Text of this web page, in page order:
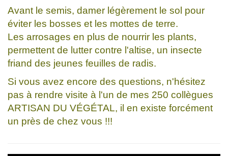
Avant le semis, damer légèrement le sol pour
éviter les bosses et les mottes de terre.
Les arrosages en plus de nourrir les plants,
permettent de lutter contre l'altise, un insecte
friand des jeunes feuilles de radis.
Si vous avez encore des questions, n'hésitez
pas à rendre visite à l'un de mes 250 collègues
ARTISAN DU VÉGÉTAL, il en existe forcément
un près de chez vous !!!